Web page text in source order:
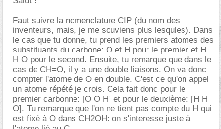
Faut suivre la nomenclature CIP (du nom des
inventeurs, mais, je me souviens plus lesqules). Dans
le cas que tu donne, tu prend les premiers atomes des
substituants du carbone: O et H pour le premier et H
H O pour le second. Ensuite, tu remarque que dans le
cas de CH=O, il y a une double liaisons. On va donc
compter l'atome de O en double. C'est ce qu'on appel
un atome répété je crois. Cela fait donc pour le
premier carbonne: [O O H] et pour le deuxième: [H H
O]. Tu remarque que l'on ne tient pas compte du H qui
est fixé à O dans CH2OH: on s'interesse juste à